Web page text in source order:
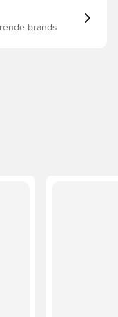
brands